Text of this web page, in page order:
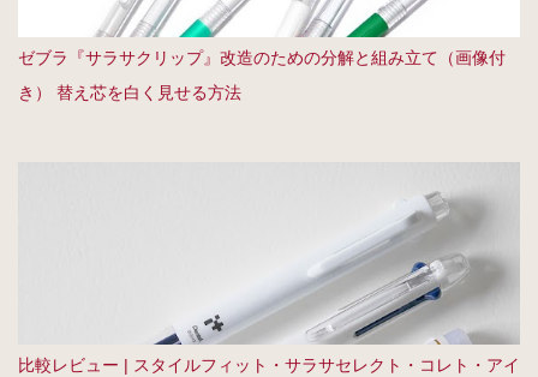
ゼブラ『サラサクリップ』改造のための分解と組み立て（画像付
き） 替え芯を白く見せる方法
比較レビュー | スタイルフィット・サラサセレクト・コレト・アイ